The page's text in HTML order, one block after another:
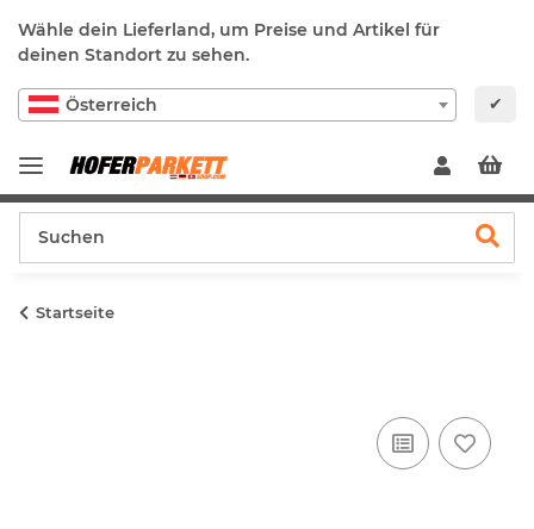
Wähle dein Lieferland, um Preise und Artikel für
deinen Standort zu sehen.
Österreich ✔
Startseite